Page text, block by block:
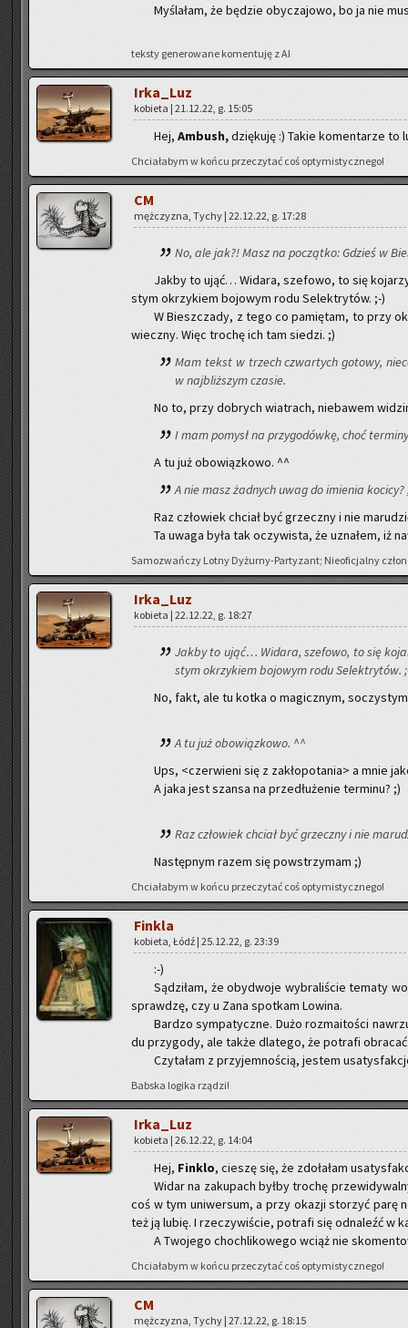
My­śla­łam, że bę­dzie oby­cza­jo­wo, bo ja nie
tek­sty ge­ne­ro­wa­ne ko­men­tu­ję z AI
Ir­ka­_Luz
ko­bie­ta | 21.12.22, g. 15:05
Hej, Am­bush,dzię­ku­ję :) Takie ko­men­ta­rze to
Chcia­ła­bym w końcu prze­czy­tać coś opty­mi­stycz­ne­go!
CM
męż­czy­zna, Tychy | 22.12.22, g. 17:28
No, ale jak?! Masz na po­cząt­ko: Gdzieś w
Jakby to ująć… Wi­da­ra, sze­fo­wo, to się
stym okrzy­kiem bo­jo­wym rodu Se­lek­try­tów. ;-)
W Biesz­cza­dy, z tego co pa­mię­tam, to przy
wiecz­ny. Więc tro­chę ich tam sie­dzi. ;)
Mam tekst w trzech czwar­tych go­to­wy,
w naj­bliż­szym cza­sie.
No to, przy do­brych wia­trach, nie­ba­wem
I mam po­mysł na przy­go­dów­kę, choć
A tu już obo­wiąz­ko­wo. ^^
A nie masz żad­nych uwag do imie­nia ko­ci­cy?
Raz czło­wiek chciał być grzecz­ny i nie
Ta uwaga była tak oczy­wi­sta, że uzna­łem, iż
Sa­mo­zwań­czy Lotny Dy­żur­ny-Par­ty­zant; Nie­ofi­cjal­ny
Ir­ka­_Luz
ko­bie­ta | 22.12.22, g. 18:27
Jakby to ująć… Wi­da­ra, sze­fo­wo, to się
stym okrzy­kiem bo­jo­wym rodu Se­lek­try­tów.
No, fakt, ale tu kotka o ma­gicz­nym,
A tu już obo­wiąz­ko­wo. ^^
Ups, <czer­wie­ni się z za­kło­po­ta­nia> a mnie
A jaka jest szan­sa na prze­dłu­że­nie ter­mi­nu? ;)
Raz czło­wiek chciał być grzecz­ny i nie
Na­stęp­nym razem się po­wstrzy­mam ;)
Chcia­ła­bym w końcu prze­czy­tać coś opty­mi­stycz­ne­go!
Fin­kla
ko­bie­ta, Łódź | 25.12.22, g. 23:39
:-)
Są­dzi­łam, że oby­dwo­je wy­bra­li­ście te­ma­ty
spraw­dzę, czy u Zana spo­tkam Lo­wi­na.
Bar­dzo sym­pa­tycz­ne. Dużo roz­ma­ito­ści
du przy­go­dy, ale także dla­te­go, że po­tra­fi
Czy­ta­łam z przy­jem­no­ścią, je­stem
Bab­ska lo­gi­ka rzą­dzi!
Ir­ka­_Luz
ko­bie­ta | 26.12.22, g. 14:04
Hej, Fin­klo, cie­szę się, że zdo­ła­łam
Widar na za­ku­pach byłby tro­chę
coś w tym uni­wer­sum, a przy oka­zji sto­rzyć parę
też ją lubię. I rze­czy­wi­ście, po­tra­fi się od­na­leźć w
A Two­je­go cho­chli­ko­we­go wciąż nie
Chcia­ła­bym w końcu prze­czy­tać coś opty­mi­stycz­ne­go!
CM
męż­czy­zna, Tychy | 27.12.22, g. 18:15